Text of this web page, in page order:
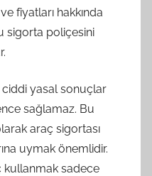
fiyatları hakkında
sigorta poliçesini
ciddi yasal sonuçlar
sağlamaz. Bu
araç sigortası
uymak önemlidir.
kullanmak sadece